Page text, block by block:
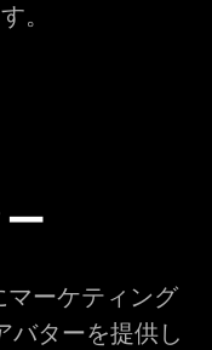
。
ーケティング
バターを提供し